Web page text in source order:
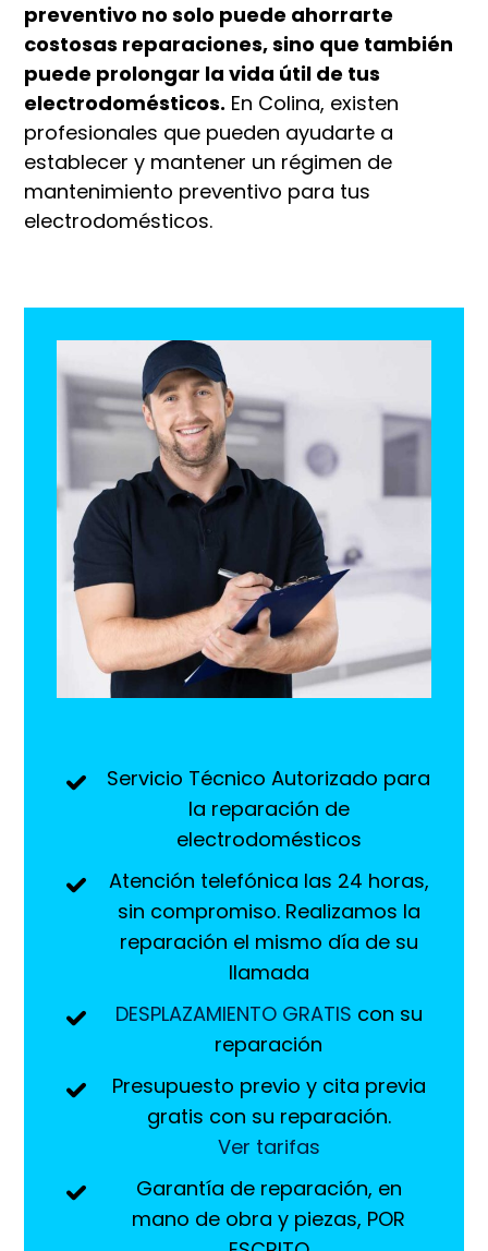
preventivo no solo puede ahorrarte
costosas reparaciones, sino que también
puede prolongar la vida útil de tus
electrodomésticos. En Colina, existen
profesionales que pueden ayudarte a
establecer y mantener un régimen de
mantenimiento preventivo para tus
electrodomésticos.
Servicio Técnico Autorizado para
la reparación de
electrodomésticos
Atención telefónica las 24 horas,
sin compromiso. Realizamos la
reparación el mismo día de su
llamada
DESPLAZAMIENTO GRATIS con su
reparación
Presupuesto previo y cita previa
gratis con su reparación.
Ver tarifas
Garantía de reparación, en
mano de obra y piezas, POR